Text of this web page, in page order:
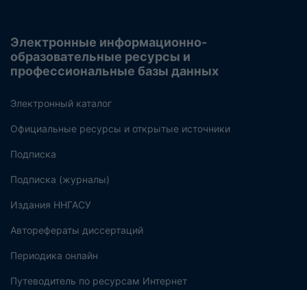
Электронные информационно-
образовательные ресурсы и
профессиональные базы данных
Электронный каталог
Официальные ресурсы и открытые источники
Подписка
Подписка (журналы)
Издания ННГАСУ
Авторефераты диссертаций
Периодика онлайн
Путеводитель по ресурсам Интернет